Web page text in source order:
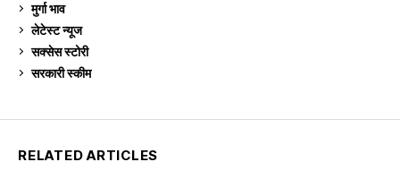
मुर्गा भाव
लेटेस्ट न्यूज
सक्सेस स्टो‍री
सरकारी स्की‍म
RELATED ARTICLES